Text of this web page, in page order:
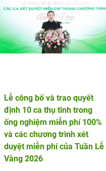
Lễ công bố và trao quyết
định 10 ca thụ tinh trong
ống nghiệm miễn phí 100%
và các chương trình xét
duyệt miễn phí của Tuần Lễ
Vàng 2026